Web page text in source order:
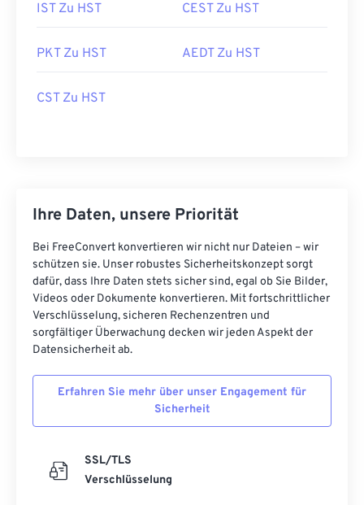
IST Zu HST CEST Zu HST
PKT Zu HST AEDT Zu HST
CST Zu HST
Ihre Daten, unsere Priorität
Bei FreeConvert konvertieren wir nicht nur Dateien – wir
schützen sie. Unser robustes Sicherheitskonzept sorgt
dafür, dass Ihre Daten stets sicher sind, egal ob Sie Bilder,
Videos oder Dokumente konvertieren. Mit fortschrittlicher
Verschlüsselung, sicheren Rechenzentren und
sorgfältiger Überwachung decken wir jeden Aspekt der
Datensicherheit ab.
Erfahren Sie mehr über unser Engagement für
Sicherheit
SSL/TLS
Verschlüsselung